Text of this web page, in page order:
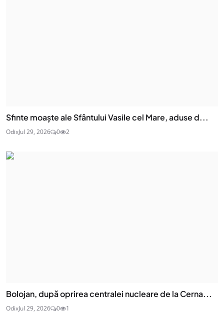
Sfinte moaşte ale Sfântului Vasile cel Mare, aduse d...
OdixJul 29, 2026 0 2
Bolojan, după oprirea centralei nucleare de la Cerna...
OdixJul 29, 2026 0 1